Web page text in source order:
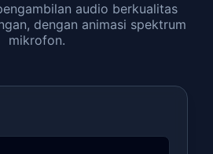
audio berkualitas
dengan animasi spektrum
mikrofon.